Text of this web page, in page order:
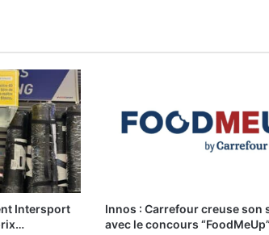
Intersport
Innos : Carrefour creuse son
avec le concours “FoodMeUp”